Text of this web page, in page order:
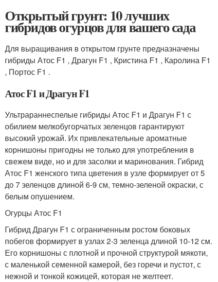
Открытый грунт: 10 лучших
гибридов огурцов для вашего сада
Для выращивания в открытом грунте предназначены
гибриды Атос F1 , Драгун F1 , Кристина F1 , Каролина F1
, Портос F1 .
Атос F1 и Драгун F1
Ультрараннеспелые гибриды Атос F1 и Драгун F1 с
обилием мелкобугорчатых зеленцов гарантируют
высокий урожай. Их привлекательные ароматные
корнишоны пригодны не только для употребления в
свежем виде, но и для засолки и маринования. Гибрид
Атос F1 женского типа цветения в узле формирует от 5
до 7 зеленцов длиной 6-9 см, темно-зеленой окраски, с
белым опушением.
Огурцы Атос F1
Гибрид Драгун F1 с ограниченным ростом боковых
побегов формирует в узлах 2-3 зеленца длиной 10-12 см.
Его корнишоны с плотной и прочной структурой мякоти,
с маленькой семенной камерой, без горечи и пустот, с
нежной и тонкой кожицей, которая не желтеет.